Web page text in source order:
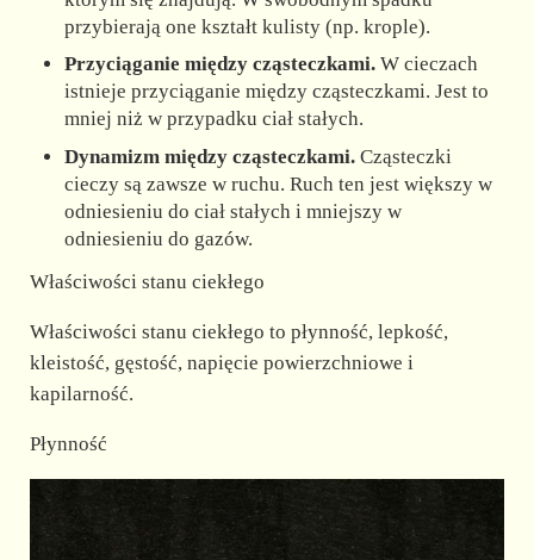
przybierają one kształt kulisty (np. krople).
Przyciąganie między cząsteczkami. W cieczach
istnieje przyciąganie między cząsteczkami. Jest to
mniej niż w przypadku ciał stałych.
Dynamizm między cząsteczkami. Cząsteczki
cieczy są zawsze w ruchu. Ruch ten jest większy w
odniesieniu do ciał stałych i mniejszy w
odniesieniu do gazów.
Właściwości stanu ciekłego
Właściwości stanu ciekłego to płynność, lepkość,
kleistość, gęstość, napięcie powierzchniowe i
kapilarność.
Płynność